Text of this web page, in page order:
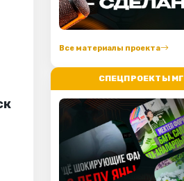
Все материалы проекта
СПЕЦПРОЕКТЫ МГ